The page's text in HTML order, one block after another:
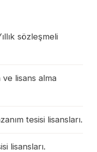
sözleşmeli
lisans alma
tesisi lisansları.
lisansları.